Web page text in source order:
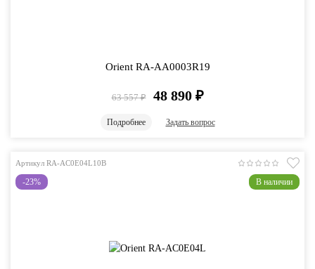
Orient RA-AA0003R19
63 557 ₽ 48 890 ₽
Подробнее Задать вопрос
Артикул RA-AC0E04L10B
-23% В наличии